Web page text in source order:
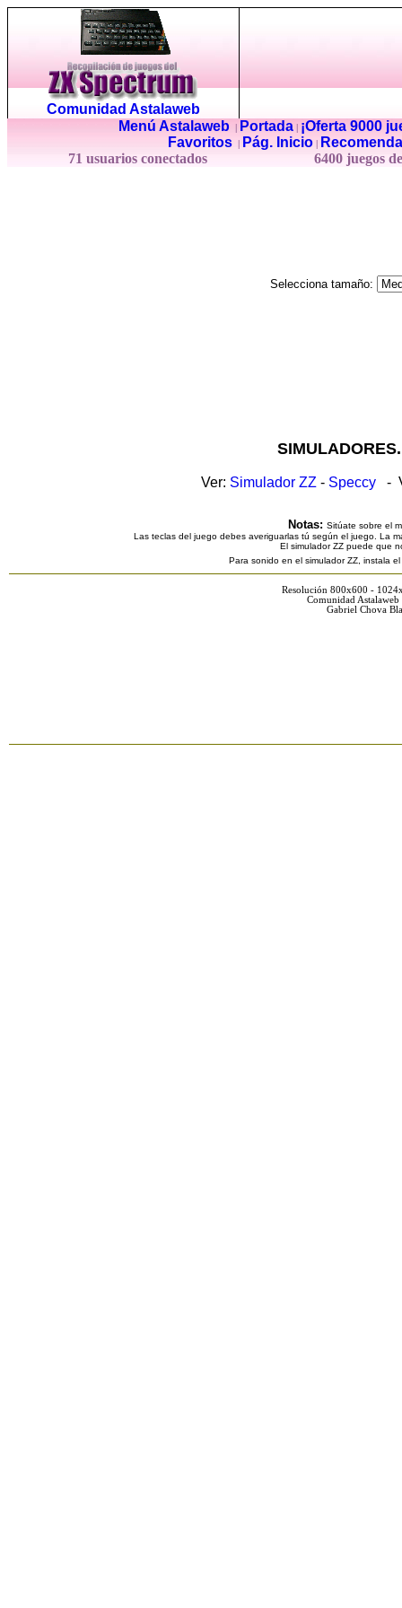
Comunidad Astalaweb
Menú Astalaweb| Portada|
¡Oferta 9000
Favoritos
Pág. Inicio
71 usuarios conectados
6400 juegos
Selecciona tamaño:
Ver: Simulador ZZ - Speccy -
Notas: Sitúate sobre el
Las teclas del juego debes averiguarlas tú según el juego. La
El simulador ZZ puede que
Para sonido en el simulador ZZ, instala
Resolución 800x600 -
Comunidad
Gabriel Chova